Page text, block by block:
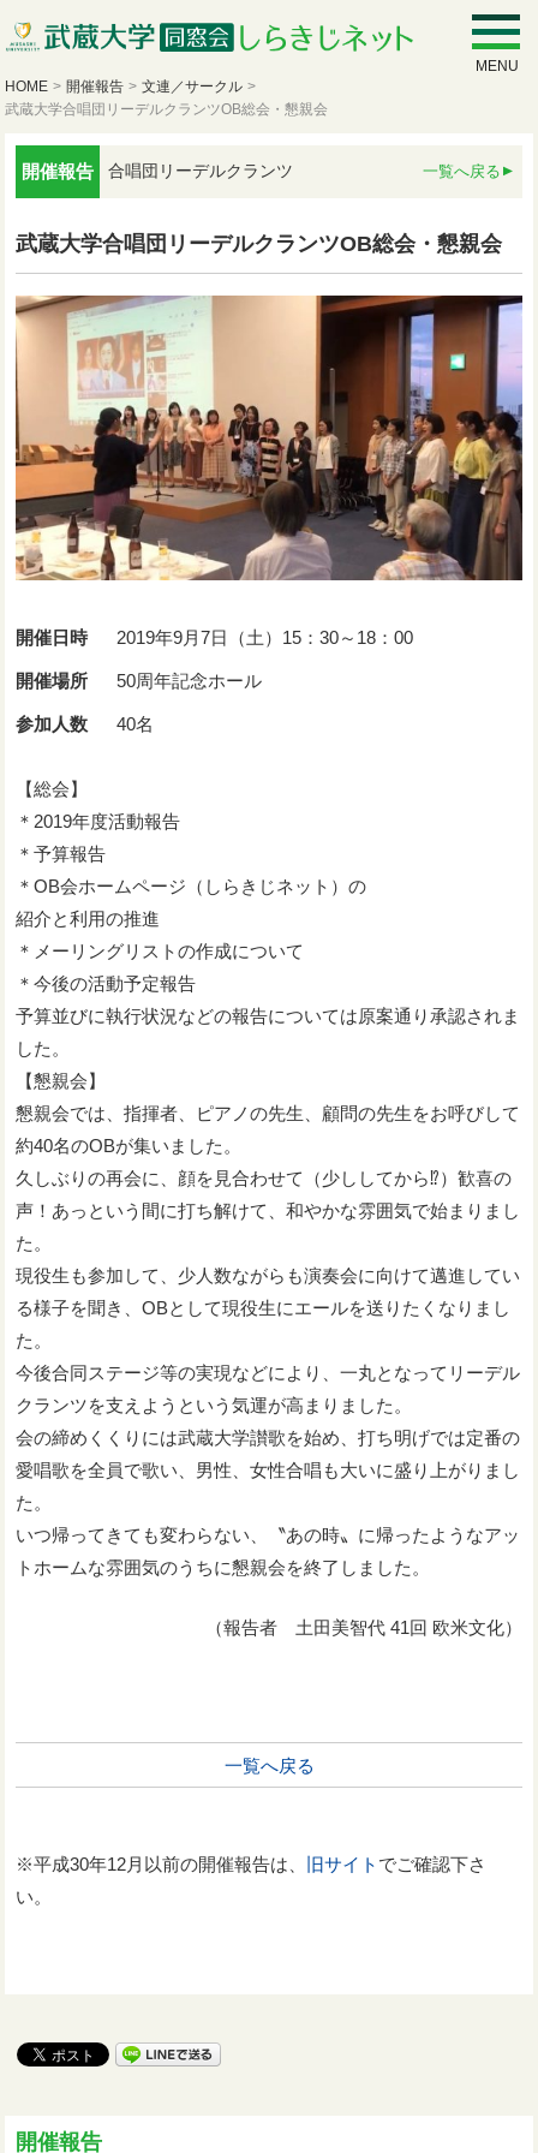
MENU
HOME > 開催報告 > 文連／サークル >
武蔵大学合唱団リーデルクランツOB総会・懇親会
開催報告 合唱団リーデルクランツ 一覧へ戻る
武蔵大学合唱団リーデルクランツOB総会・懇親会
開催日時 2019年9月7日（土）15：30～18：00
開催場所 50周年記念ホール
参加人数 40名
【総会】
＊2019年度活動報告
＊予算報告
＊OB会ホームページ（しらきじネット）の
紹介と利用の推進
＊メーリングリストの作成について
＊今後の活動予定報告
予算並びに執行状況などの報告については原案通り承認されま
した。
【懇親会】
懇親会では、指揮者、ピアノの先生、顧問の先生をお呼びして
約40名のOBが集いました。
久しぶりの再会に、顔を見合わせて（少ししてから⁉︎）歓喜の
声！あっという間に打ち解けて、和やかな雰囲気で始まりまし
た。
現役生も参加して、少人数ながらも演奏会に向けて邁進してい
る様子を聞き、OBとして現役生にエールを送りたくなりまし
た。
今後合同ステージ等の実現などにより、一丸となってリーデル
クランツを支えようという気運が高まりました。
会の締めくくりには武蔵大学讃歌を始め、打ち明げでは定番の
愛唱歌を全員で歌い、男性、女性合唱も大いに盛り上がりまし
た。
いつ帰ってきても変わらない、〝あの時〟に帰ったようなアッ
トホームな雰囲気のうちに懇親会を終了しました。
（報告者 土田美智代 41回 欧米文化）
一覧へ戻る
※平成30年12月以前の開催報告は、 旧サイト でご確認下さ
い。
開催報告